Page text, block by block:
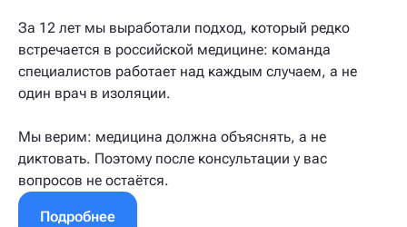
За 12 лет мы выработали подход, который редко
встречается в российской медицине: команда
специалистов работает над каждым случаем, а не
один врач в изоляции.
Мы верим: медицина должна объяснять, а не
диктовать. Поэтому после консультации у вас
вопросов не остаётся.
Подробнее